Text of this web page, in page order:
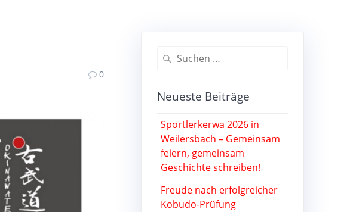
0
Suche
Neueste Beiträge
Sportlerkerwa 2026 in
Weilersbach – Gemeinsam
feiern, gemeinsam
Geschichte schreiben!
Freude nach erfolgreicher
Kobudo-Prüfung